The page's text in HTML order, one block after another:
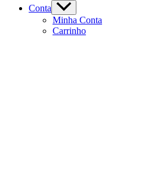
Conta
Minha Conta
Carrinho